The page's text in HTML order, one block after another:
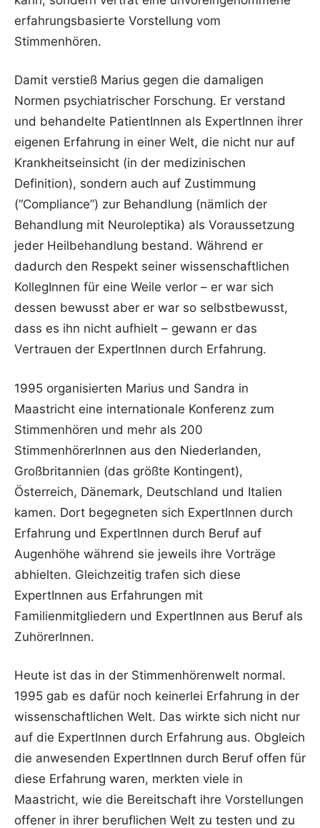
erfahrungsbasierte Vorstellung vom
Stimmenhören.
Damit verstieß Marius gegen die damaligen
Normen psychiatrischer Forschung. Er verstand
und behandelte PatientInnen als ExpertInnen ihrer
eigenen Erfahrung in einer Welt, die nicht nur auf
Krankheitseinsicht (in der medizinischen
Definition), sondern auch auf Zustimmung
(“Compliance”) zur Behandlung (nämlich der
Behandlung mit Neuroleptika) als Voraussetzung
jeder Heilbehandlung bestand. Während er
dadurch den Respekt seiner wissenschaftlichen
KollegInnen für eine Weile verlor – er war sich
dessen bewusst aber er war so selbstbewusst,
dass es ihn nicht aufhielt – gewann er das
Vertrauen der ExpertInnen durch Erfahrung.
1995 organisierten Marius und Sandra in
Maastricht eine internationale Konferenz zum
Stimmenhören und mehr als 200
StimmenhörerInnen aus den Niederlanden,
Großbritannien (das größte Kontingent),
Österreich, Dänemark, Deutschland und Italien
kamen. Dort begegneten sich ExpertInnen durch
Erfahrung und ExpertInnen durch Beruf auf
Augenhöhe während sie jeweils ihre Vorträge
abhielten. Gleichzeitig trafen sich diese
ExpertInnen aus Erfahrungen mit
Familienmitgliedern und ExpertInnen aus Beruf als
ZuhörerInnen.
Heute ist das in der Stimmenhörenwelt normal.
1995 gab es dafür noch keinerlei Erfahrung in der
wissenschaftlichen Welt. Das wirkte sich nicht nur
auf die ExpertInnen durch Erfahrung aus. Obgleich
die anwesenden ExpertInnen durch Beruf offen für
diese Erfahrung waren, merkten viele in
Maastricht, wie die Bereitschaft ihre Vorstellungen
offener in ihrer beruflichen Welt zu testen und zu